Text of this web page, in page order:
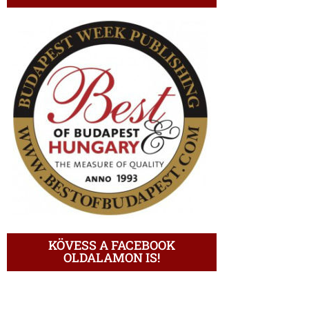
KÖVESS A FACEBOOK
OLDALAMON IS!